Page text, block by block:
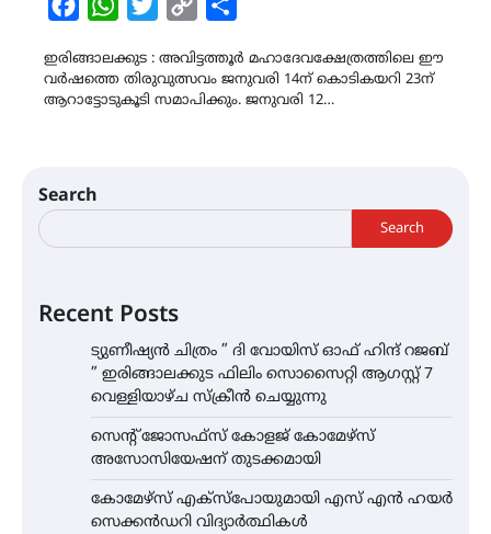
FacebookWhatsAppTwitterCopy
ഇരിങ്ങാലക്കുട : അവിട്ടത്തൂർ മഹാദേവക്ഷേത്രത്തിലെ ഈ
വർഷത്തെ തിരുവുത്സവം ജനുവരി 14ന് കൊടികയറി 23ന്
ആറാട്ടോടുകൂടി സമാപിക്കും. ജനുവരി 12…
Search
Search
Recent Posts
ട്യുണീഷ്യൻ ചിത്രം ” ദി വോയിസ് ഓഫ് ഹിന്ദ് റജബ്
” ഇരിങ്ങാലക്കുട ഫിലിം സൊസൈറ്റി ആഗസ്റ്റ് 7
വെള്ളിയാഴ്ച സ്‌ക്രീൻ ചെയ്യുന്നു
സെന്റ് ജോസഫ്സ് കോളജ് കോമേഴ്‌സ്
അസോസിയേഷന് തുടക്കമായി
കോമേഴ്സ് എക്സ്പോയുമായി എസ് എൻ ഹയർ
സെക്കൻഡറി വിദ്യാർത്ഥികൾ